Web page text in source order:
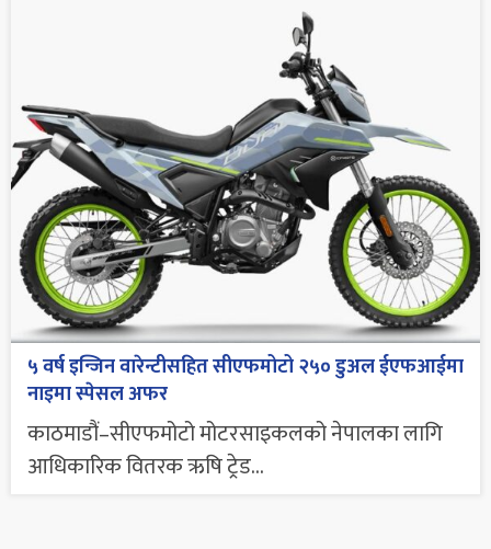
५ वर्ष इन्जिन वारेन्टीसहित सीएफमोटो २५० डुअल ईएफआईमा
नाइमा स्पेसल अफर
काठमाडौं–सीएफमोटो मोटरसाइकलको नेपालका लागि
आधिकारिक वितरक ऋषि ट्रेड...